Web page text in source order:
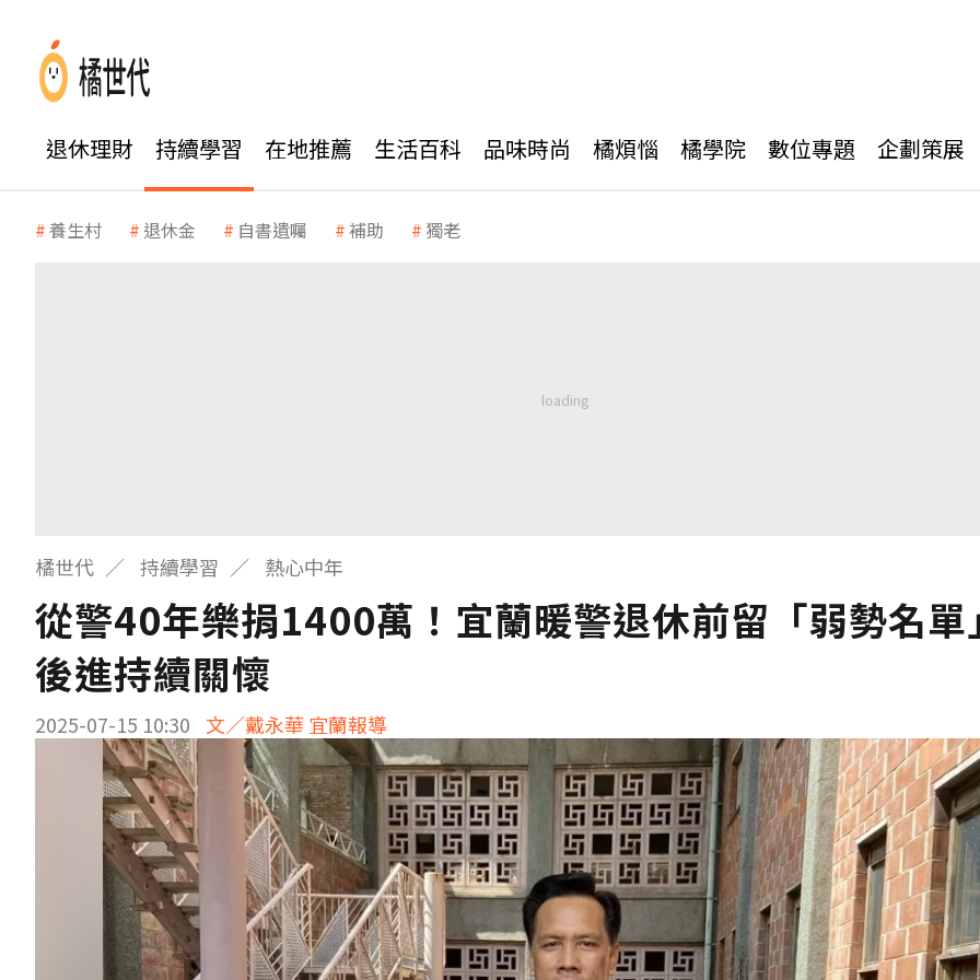
退休理財 持續學習 在地推薦 生活百科 品味時尚 橘煩惱 橘學院 數位專題 企劃策展
養生村 退休金 自書遺囑 補助 獨老
橘世代 持續學習 熱心中年
從警40年樂捐1400萬！宜蘭暖警退休前留「弱勢名單
後進持續關懷
2025-07-15 10:30 文／戴永華 宜蘭報導